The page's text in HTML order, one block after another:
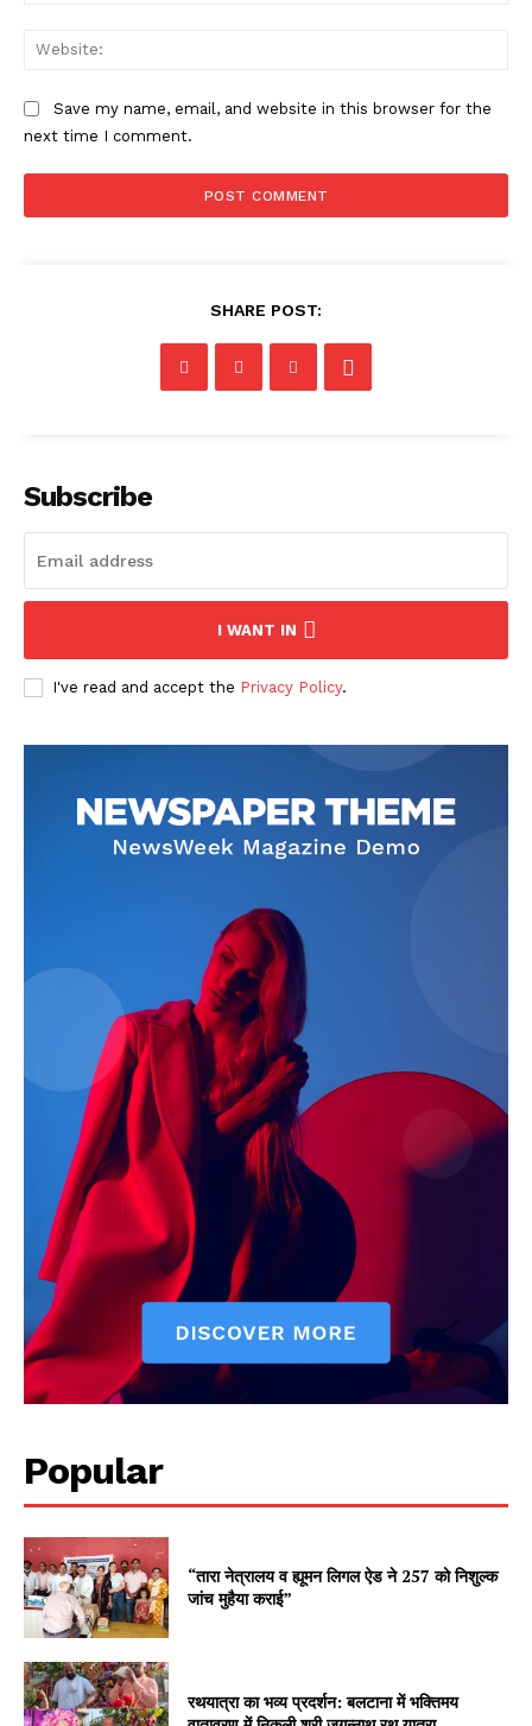
Save my name, email, and website in this browser for the
next time I comment.
SHARE POST:
Subscribe
I WANT IN
I've read and accept the Privacy Policy.
Popular
“तारा नेत्रालय व ह्यूमन लिगल ऐड ने 257 को निशुल्क
जांच मुहैया कराई”
रथयात्रा का भव्य प्रदर्शन: बलटाना में भक्तिमय